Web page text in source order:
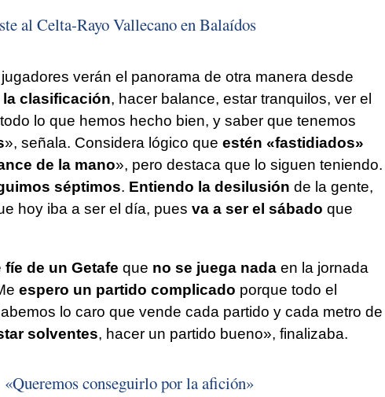
al Celta-Rayo Vallecano en Balaídos
verán el panorama de otra manera desde
clasificación, hacer balance, estar tranquilos, ver el
lo que hemos hecho bien, y saber que tenemos
», señala. Considera lógico que estén «fastidiados»
de la mano», pero destaca que lo siguen teniendo.
séptimos. Entiendo la desilusión de la gente,
hoy iba a ser el día, pues va a ser el sábado que
fíe de un Getafe que no se juega nadaen la jornada
espero un partido complicado porque todo el
lo caro que vende cada partido y cada metro de
solventes, hacer un partido bueno», finalizaba.
conseguirlo por la afición»